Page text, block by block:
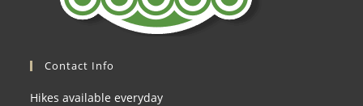
Contact Info
Hikes available everyday